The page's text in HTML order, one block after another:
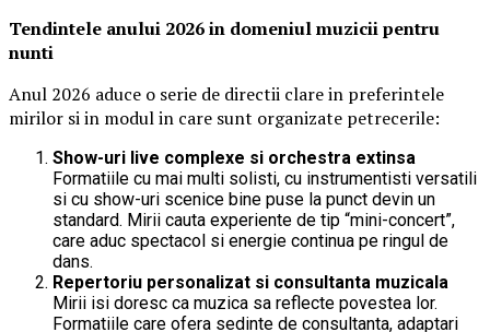
Tendintele anului 2026 in domeniul muzicii pentru
nunti
Anul 2026 aduce o serie de directii clare in preferintele
mirilor si in modul in care sunt organizate petrecerile:
Show-uri live complexe si orchestra extinsa
Formatiile cu mai multi solisti, cu instrumentisti versatili
si cu show-uri scenice bine puse la punct devin un
standard. Mirii cauta experiente de tip “mini-concert”,
care aduc spectacol si energie continua pe ringul de
dans.
Repertoriu personalizat si consultanta muzicala
Mirii isi doresc ca muzica sa reflecte povestea lor.
Formatiile care ofera sedinte de consultanta, adaptari